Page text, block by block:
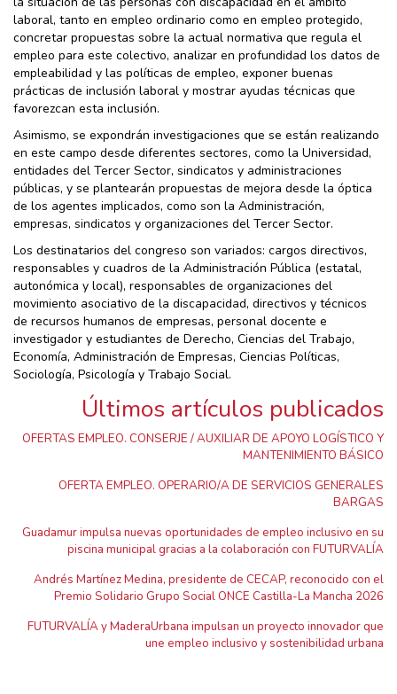
laboral, tanto en empleo ordinario como en empleo protegido,
concretar propuestas sobre la actual normativa que regula el
empleo para este colectivo, analizar en profundidad los datos de
empleabilidad y las políticas de empleo, exponer buenas
prácticas de inclusión laboral y mostrar ayudas técnicas que
favorezcan esta inclusión.
Asimismo, se expondrán investigaciones que se están realizando
en este campo desde diferentes sectores, como la Universidad,
entidades del Tercer Sector, sindicatos y administraciones
públicas, y se plantearán propuestas de mejora desde la óptica
de los agentes implicados, como son la Administración,
empresas, sindicatos y organizaciones del Tercer Sector.
Los destinatarios del congreso son variados: cargos directivos,
responsables y cuadros de la Administración Pública (estatal,
autonómica y local), responsables de organizaciones del
movimiento asociativo de la discapacidad, directivos y técnicos
de recursos humanos de empresas, personal docente e
investigador y estudiantes de Derecho, Ciencias del Trabajo,
Economía, Administración de Empresas, Ciencias Políticas,
Sociología, Psicología y Trabajo Social.
Últimos artículos publicados
OFERTAS EMPLEO. CONSERJE / AUXILIAR DE APOYO LOGÍSTICO Y
MANTENIMIENTO BÁSICO
OFERTA EMPLEO. OPERARIO/A DE SERVICIOS GENERALES
BARGAS
Guadamur impulsa nuevas oportunidades de empleo inclusivo en su
piscina municipal gracias a la colaboración con FUTURVALÍA
Andrés Martínez Medina, presidente de CECAP, reconocido con el
Premio Solidario Grupo Social ONCE Castilla-La Mancha 2026
FUTURVALÍA y MaderaUrbana impulsan un proyecto innovador que
une empleo inclusivo y sostenibilidad urbana